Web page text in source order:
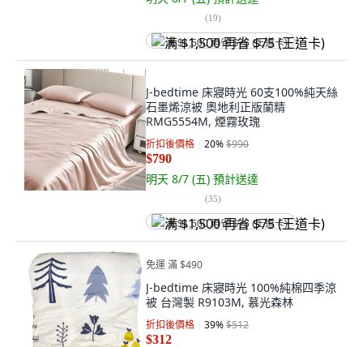
(19)
满 $1,500 再省 $75 (王道卡)
J-bedtime 床寢時光 60支100%純天絲
石墨烯涼被 奧地利正版蘭精
RMG5554M, 煙霧玫瑰
折扣後價格 20%$990
$790
明天 8/7 (五) 預計送達
(35)
满 $1,500 再省 $75 (王道卡)
免運 滿 $490
J-bedtime 床寢時光 100%純棉四季涼
被 台灣製 R9103M, 慕光森林
折扣後價格 39%$512
$312